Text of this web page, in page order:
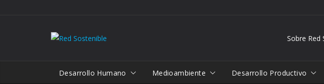
Sobre Red
Desarrollo Humano Medioambiente Desarrollo Productivo